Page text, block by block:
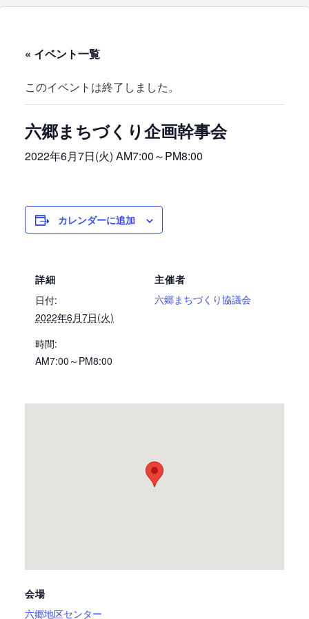
« イベント一覧
このイベントは終了しました。
六郷まちづくり企画幹事会
2022年6月7日(火) AM7:00～PM8:00
カレンダーに追加
詳細
日付:
2022年6月7日(火)
時間:
AM7:00～PM8:00
主催者
六郷まちづくり協議会
会場
六郷地区センター